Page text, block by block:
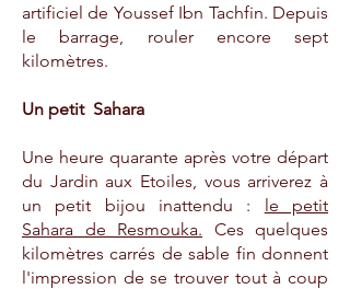
artificiel de Youssef Ibn Tachfin. Depuis
le barrage, rouler encore sept
kilomètres.
Un petit Sahara
Une heure quarante après votre départ
du Jardin aux Etoiles, vous arriverez à
un petit bijou inattendu : le petit
Sahara de Resmouka. Ces quelques
kilomètres carrés de sable fin donnent
l'impression de se trouver tout à coup